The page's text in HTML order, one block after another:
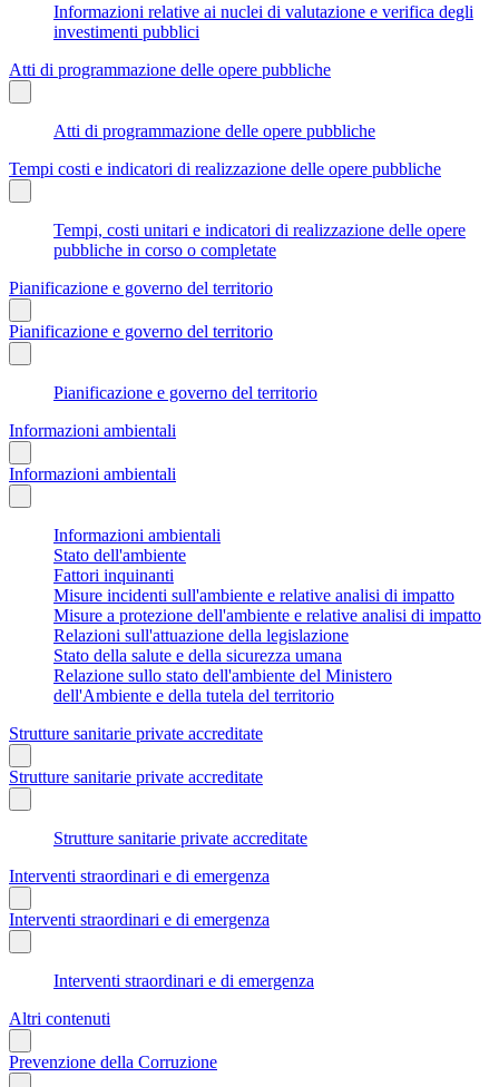
Informazioni relative ai nuclei di valutazione e verifica degli
investimenti pubblici
Atti di programmazione delle opere pubbliche
Atti di programmazione delle opere pubbliche
Tempi costi e indicatori di realizzazione delle opere pubbliche
Tempi, costi unitari e indicatori di realizzazione delle opere
pubbliche in corso o completate
Pianificazione e governo del territorio
Pianificazione e governo del territorio
Pianificazione e governo del territorio
Informazioni ambientali
Informazioni ambientali
Informazioni ambientali
Stato dell'ambiente
Fattori inquinanti
Misure incidenti sull'ambiente e relative analisi di impatto
Misure a protezione dell'ambiente e relative analisi di impatto
Relazioni sull'attuazione della legislazione
Stato della salute e della sicurezza umana
Relazione sullo stato dell'ambiente del Ministero
dell'Ambiente e della tutela del territorio
Strutture sanitarie private accreditate
Strutture sanitarie private accreditate
Strutture sanitarie private accreditate
Interventi straordinari e di emergenza
Interventi straordinari e di emergenza
Interventi straordinari e di emergenza
Altri contenuti
Prevenzione della Corruzione